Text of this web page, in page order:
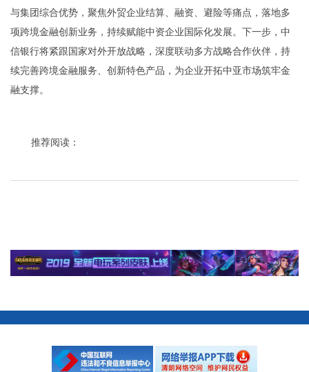
与集团综合优势，聚焦外贸企业结算、融资、避险等痛点，落地多
项跨境金融创新业务，持续赋能中资企业国际化发展。下一步，中
信银行将紧跟国家对外开放战略，深度联动多方战略合作伙伴，持
续完善跨境金融服务、创新特色产品，为企业开拓中亚市场筑牢金
融支撑。
推荐阅读：